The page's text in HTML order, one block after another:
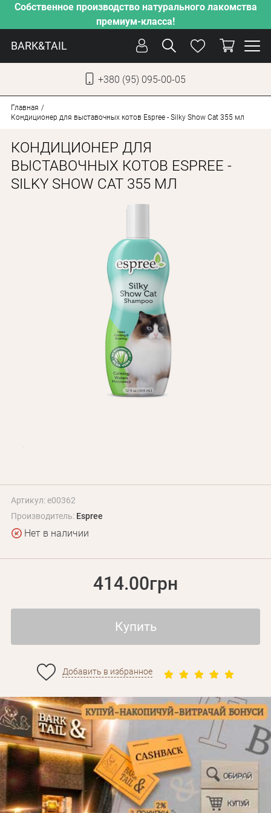
Собственное производство натурального лакомства
премиум-класса!
BARK&TAIL
+380 (95) 095-00-05
СОБАКИ
КОТЫ
ОТ ЖАРЫ
НАШЕ ПРОИЗВОДСТВО
АКЦИИ
О КОМПАНИИ
БЛОГ
Оплата и доставка
Программа лояльности
О Нас
Оптовым клиентам
Контакты
Главная
Кондиционер для выставочных котов Espree - Silky Show Cat 355 мл
КОНДИЦИОНЕР ДЛЯ
ВЫСТАВОЧНЫХ КОТОВ ESPREE -
SILKY SHOW CAT 355 МЛ
Артикул: e00362
Производитель: Espree
Нет в наличии
414.00грн
Купить
Добавить в избранное
Забыли пароль?
Личные данные